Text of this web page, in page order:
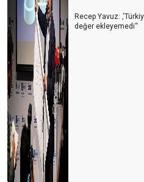
Geliyor gelmekte olan ..!
DIGITOURISM
TURİZMİ BEKLEYEN BİR BAŞKA
YA ÇARESİZSİNİZ, YA DA ÇARE
PERSONEL LOJMANI MI, MÜLTECİ
YAŞANAN PERSONEL SORUNU
Türkiye'de bir ilk
TURİZM STRATEJİ VE
Recep Yavuz:
değer ekleyemedi‘‘